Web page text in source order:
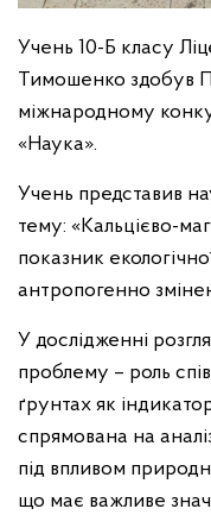
Учень 10-Б класу
Тимошенко здобув
міжнародному
«Наука».
Учень представив
тему: «Кальцієво-
показник
антропогенно
У дослідженні
проблему – роль
ґрунтах як
спрямована на
під впливом
що має важливе